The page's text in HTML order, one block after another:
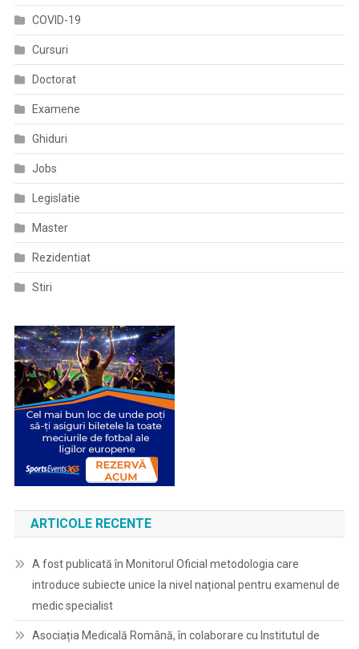
COVID-19
Cursuri
Doctorat
Examene
Ghiduri
Jobs
Legislatie
Master
Rezidentiat
Stiri
ARTICOLE RECENTE
A fost publicată în Monitorul Oficial metodologia care
introduce subiecte unice la nivel național pentru examenul de
medic specialist
Asociația Medicală Română, în colaborare cu Institutul de